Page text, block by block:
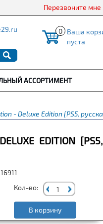
Перезвоните мне
0 Ваша
пуста
АССОРТИМЕНТ
- Deluxe Edition [PS5,
EDITION [PS5,
Кол-во:
В корзину